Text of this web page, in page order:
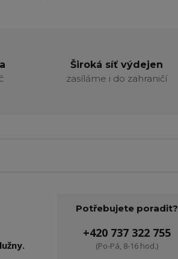
Široká síť výdejen
zasíláme i do zahraničí
Potřebujete poradit?
+420 737 322 755
(Po-Pá, 8-16 hod.)